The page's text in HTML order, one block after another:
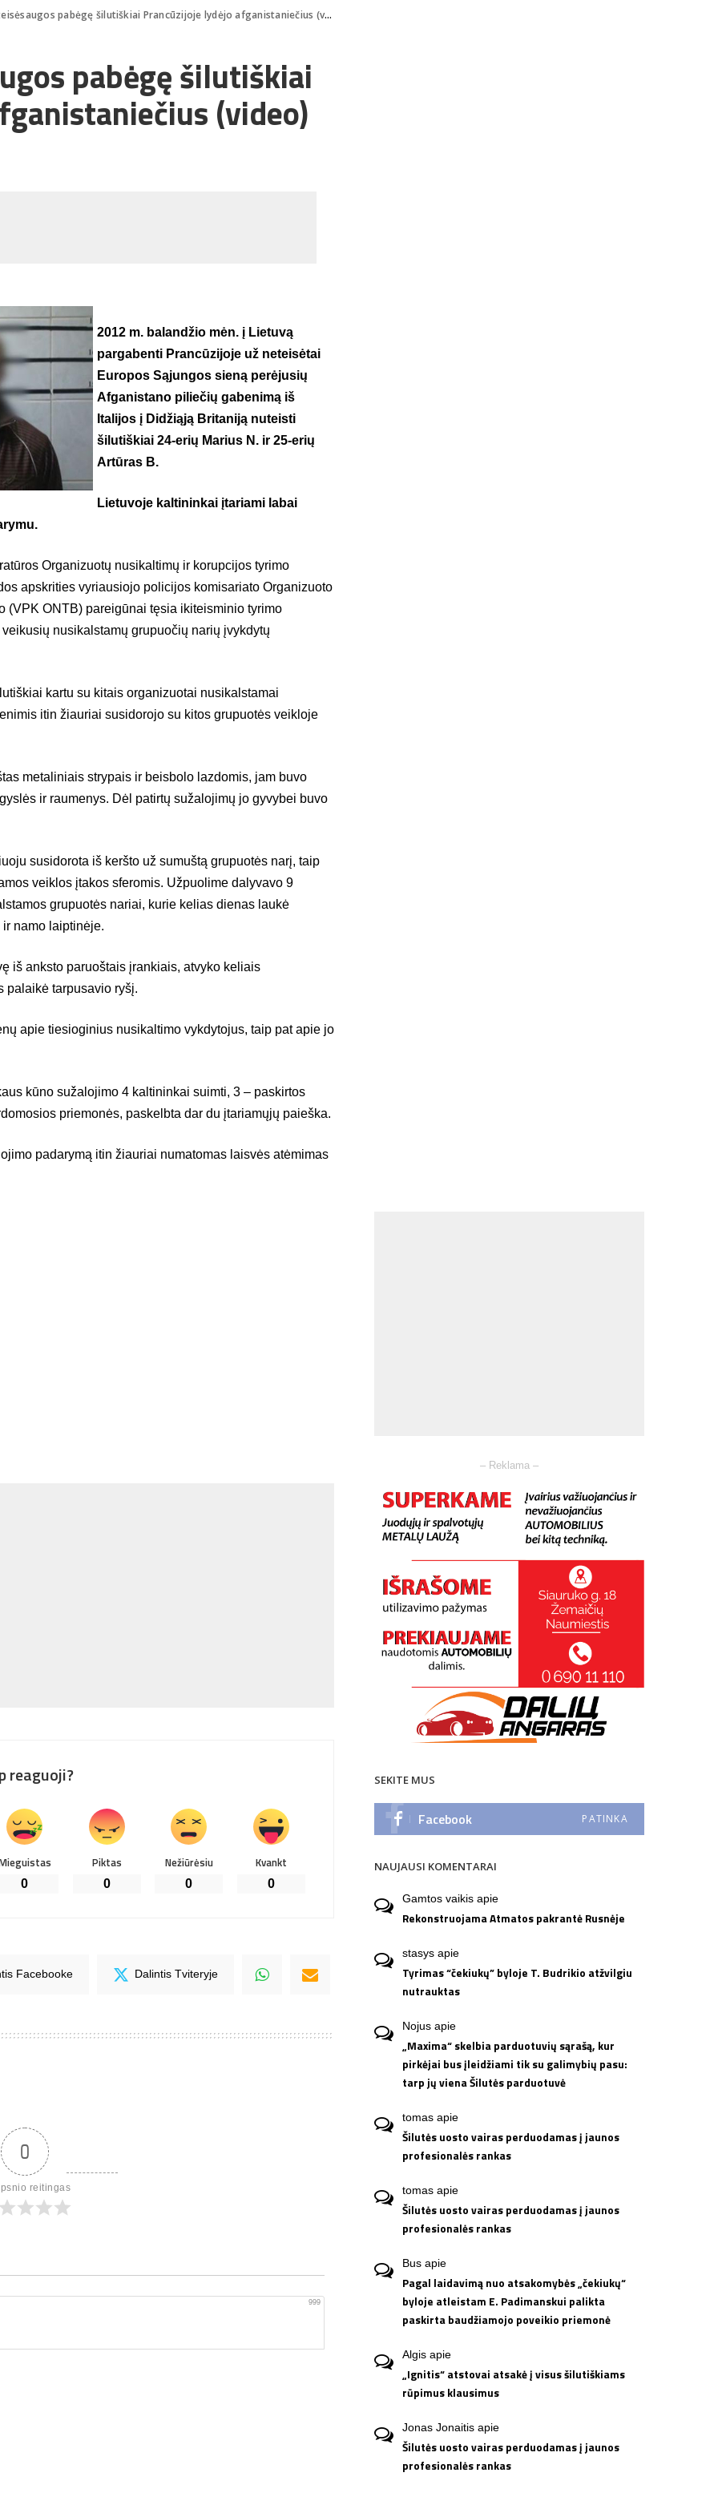
pabėgę šilutiškiai Prancūzijoje lydėjo afganistaniečius (video)
pabėgę šilutiškiai
(video)
2012 m. balandžio mėn. į Lietuvą
pargabenti Prancūzijoje už neteisėtai
Europos Sąjungos sieną perėjusių
Afganistano piliečių gabenimą iš
Italijos į Didžiąją Britaniją nuteisti
šilutiškiai 24-erių Marius N. ir 25-erių
Artūras B.
Lietuvoje kaltininkai įtariami labai
Organizuotų nusikaltimų ir korupcijos tyrimo
apskrities vyriausiojo policijos komisariato Organizuoto
(VPK ONTB) pareigūnai tęsia ikiteisminio tyrimo
nusikalstamų grupuočių narių įvykdytų
kartu su kitais organizuotai nusikalstamai
itin žiauriai susidorojo su kitos grupuotės veikloje
metaliniais strypais ir beisbolo lazdomis, jam buvo
ir raumenys. Dėl patirtų sužalojimų jo gyvybei buvo
susidorota iš keršto už sumuštą grupuotės narį, taip
veiklos įtakos sferomis. Užpuolime dalyvavo 9
grupuotės nariai, kurie kelias dienas laukė
namo laiptinėje.
iš anksto paruoštais įrankiais, atvyko keliais
palaikė tarpusavio ryšį.
apie tiesioginius nusikaltimo vykdytojus, taip pat apie jo
kūno sužalojimo 4 kaltininkai suimti, 3 – paskirtos
priemonės, paskelbta dar du įtariamųjų paieška.
padarymą itin žiauriai numatomas laisvės atėmimas
reaguoji?
0
Piktas
0
Nežiūrėsiu
0
Kvankt
0
Facebooke Dalintis Tviteryje
0
reitingas
999
– Reklama –
SEKITE MUS
Facebook PATINKA
NAUJAUSI KOMENTARAI
Gamtos vaikis apie
Rekonstruojama Atmatos pakrantė Rusnėje
stasys apie
Tyrimas “čekiukų” byloje T. Budrikio atžvilgiu
nutrauktas
Nojus apie
„Maxima“ skelbia parduotuvių sąrašą, kur
pirkėjai bus įleidžiami tik su galimybių pasu:
tarp jų viena Šilutės parduotuvė
tomas apie
Šilutės uosto vairas perduodamas į jaunos
profesionalės rankas
tomas apie
Šilutės uosto vairas perduodamas į jaunos
profesionalės rankas
Bus apie
Pagal laidavimą nuo atsakomybės „čekiukų“
byloje atleistam E. Padimanskui palikta
paskirta baudžiamojo poveikio priemonė
Algis apie
„Ignitis“ atstovai atsakė į visus šilutiškiams
rūpimus klausimus
Jonas Jonaitis apie
Šilutės uosto vairas perduodamas į jaunos
profesionalės rankas